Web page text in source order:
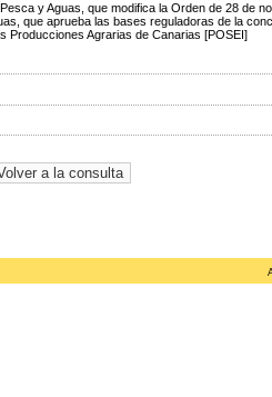
y Aguas, que modifica la Orden de 28 de
que aprueba las bases reguladoras de la
Producciones Agrarias de Canarias [POSEI]